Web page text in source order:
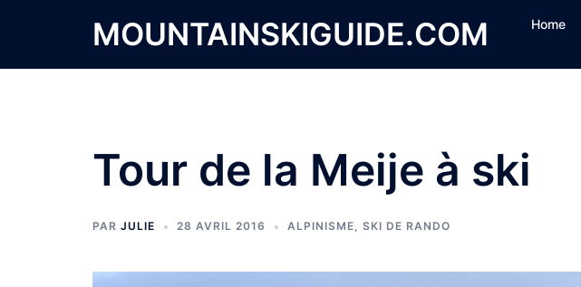
contenu
MOUNTAINSKIGUIDE.COM Home
Tour de la Meije à ski
PAR JULIE 28 AVRIL 2016 ALPINISME, SKI DE RANDO